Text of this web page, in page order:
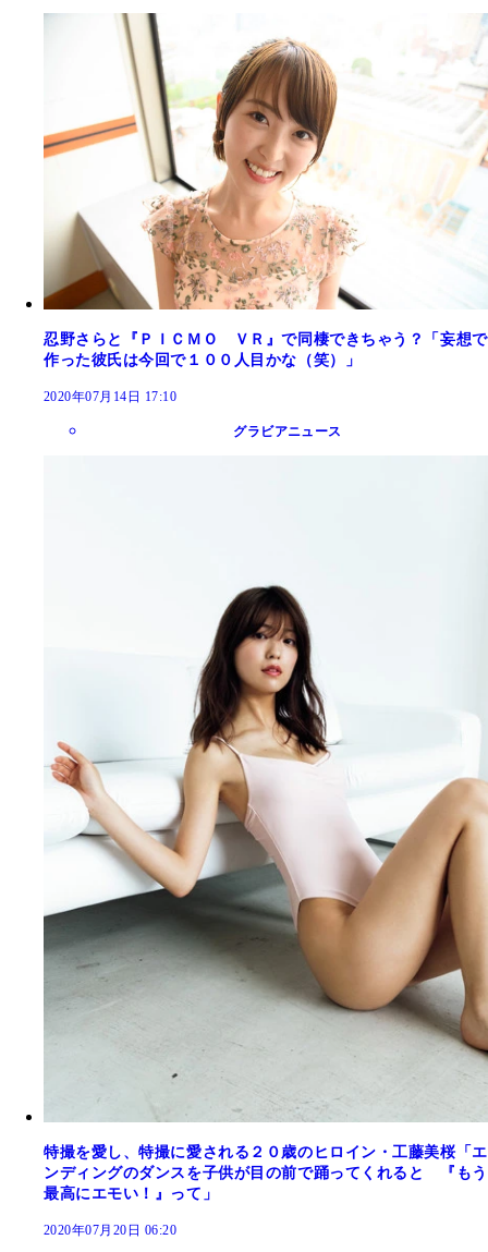
忍野さらと『ＰＩＣＭＯ ＶＲ』で同棲できちゃう？「妄想で
作った彼氏は今回で１００人目かな（笑）」
2020年07月14日 17:10
グラビアニュース
特撮を愛し、特撮に愛される２０歳のヒロイン・工藤美桜「エ
ンディングのダンスを子供が目の前で踊ってくれると 『もう
最高にエモい！』って」
2020年07月20日 06:20